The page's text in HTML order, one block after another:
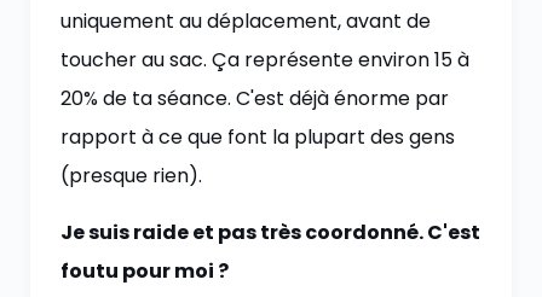
uniquement au déplacement, avant de
toucher au sac. Ça représente environ 15 à
20% de ta séance. C'est déjà énorme par
rapport à ce que font la plupart des gens
(presque rien).
Je suis raide et pas très coordonné. C'est
foutu pour moi ?